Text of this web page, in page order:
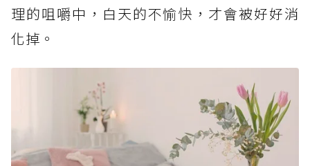
理的咀嚼中，白天的不愉快，才會被好好消
化掉。